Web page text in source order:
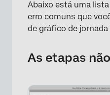
Abaixo está uma
erro comuns que
de gráfico de
As etapas